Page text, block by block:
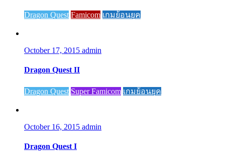
Dragon Quest Famicom เกมย้อนยุค
October 17, 2015 admin
Dragon Quest II
Dragon Quest Super Famicom เกมย้อนยุค
October 16, 2015 admin
Dragon Quest I